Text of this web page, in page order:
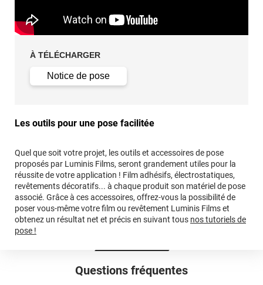
Questions fréquentes
À TÉLÉCHARGER
Notice de pose
Les outils pour une pose facilitée
Quel que soit votre projet, les outils et accessoires de pose
proposés par Luminis Films, seront grandement utiles pour la
réussite de votre application ! Film adhésifs, électrostatiques,
revêtements décoratifs... à chaque produit son matériel de pose
associé. Grâce à ces accessoires, offrez-vous la possibilité de
poser vous-même votre film ou revêtement Luminis Films et
obtenez un résultat net et précis en suivant tous nos tutoriels de
pose !